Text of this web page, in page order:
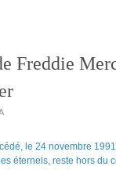
Freddie